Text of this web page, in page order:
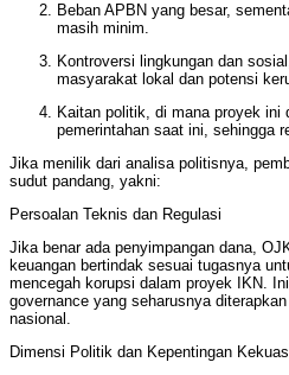
Beban APBN yang besar,
masih minim.
Kontroversi lingkungan dan
masyarakat lokal dan potensi
Kaitan politik, di mana proyek ini
pemerintahan saat ini, sehingga
Jika menilik dari analisa politisnya,
sudut pandang, yakni:
Persoalan Teknis dan Regulasi
Jika benar ada penyimpangan dana,
keuangan bertindak sesuai tugasnya
mencegah korupsi dalam proyek IKN.
governance yang seharusnya
nasional.
Dimensi Politik dan Kepentingan